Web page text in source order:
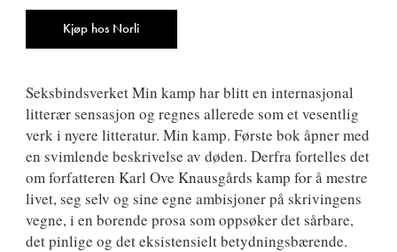
Kjøp hos Norli
Seksbindsverket Min kamp har blitt en internasjonal
litterær sensasjon og regnes allerede som et vesentlig
verk i nyere litteratur. Min kamp. Første bok åpner med
en svimlende beskrivelse av døden. Derfra fortelles det
om forfatteren Karl Ove Knausgårds kamp for å mestre
livet, seg selv og sine egne ambisjoner på skrivingens
vegne, i en borende prosa som oppsøker det sårbare,
det pinlige og det eksistensielt betydningsbærende.